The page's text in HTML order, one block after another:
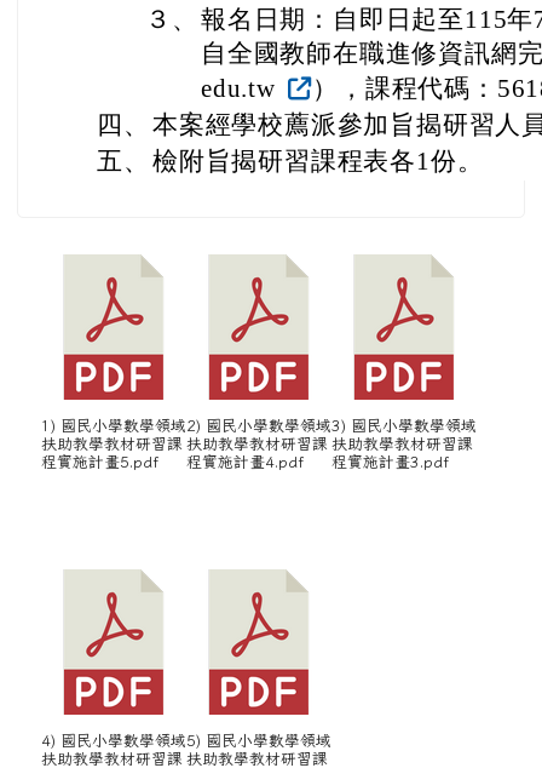
３、 報名日期：自即日起至115
自全國教師在職進修資訊網
edu.tw
），課程代碼：
四、 本案經學校薦派參加旨揭研習人
五、 檢附旨揭研習課程表各1份。
1) 國民小學數學領域
扶助教學教材研習課
程實施計畫5.pdf
2) 國民小學數學領域
扶助教學教材研習課
程實施計畫4.pdf
3) 國民小學數學領域
扶助教學教材研習課
程實施計畫3.pdf
4) 國民小學數學領域
扶助教學教材研習課
5) 國民小學數學領域
扶助教學教材研習課